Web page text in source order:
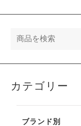
カテゴリー
ブランド別